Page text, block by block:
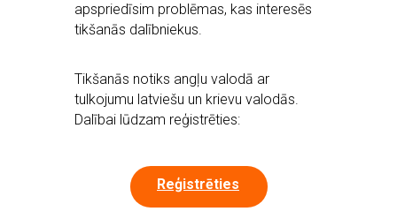
apspriedīsim problēmas, kas interesēs
tikšanās dalībniekus.
Tikšanās notiks angļu valodā ar
tulkojumu latviešu un krievu valodās.
Dalībai lūdzam reģistrēties:
Reģistrēties